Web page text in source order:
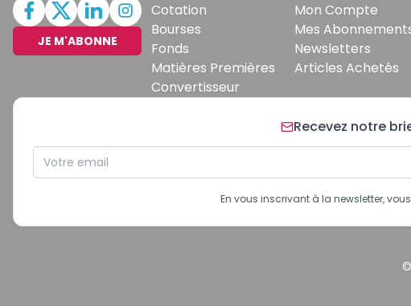
JE M'ABONNE
Cotation
Bourses
Fonds
Matières Premières
Convertisseur
Mon Compte
Mes
Newsletters
Articles Achetés
Recevez notre
En vous inscrivant à la newsletter,